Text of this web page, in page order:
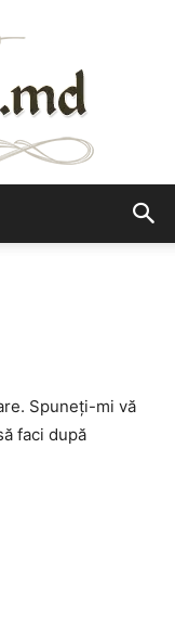
Spuneţi-mi vă
faci după